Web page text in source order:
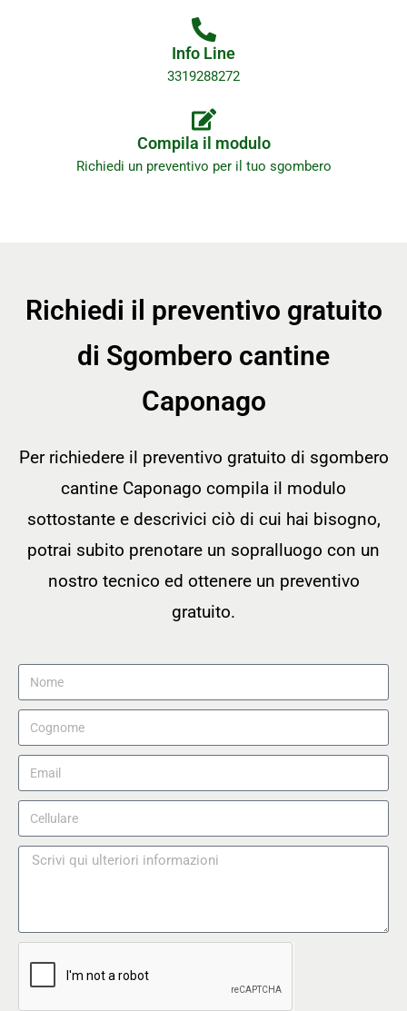
Info Line
3319288272
Compila il modulo
Richiedi un preventivo per il tuo sgombero
Richiedi il preventivo gratuito
di Sgombero cantine
Caponago
Per richiedere il preventivo gratuito di sgombero
cantine Caponago compila il modulo
sottostante e descrivici ciò di cui hai bisogno,
potrai subito prenotare un sopralluogo con un
nostro tecnico ed ottenere un preventivo
gratuito.